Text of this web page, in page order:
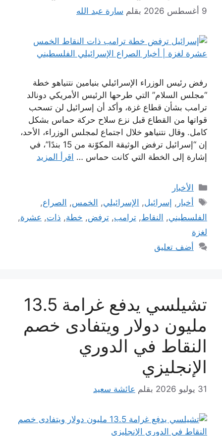
9 أغسطس 2026 بقلم سارة عبد الله
رفض رئيس الوزراء الإسرائيلي بنيامين نتنياهو خطة
“مجلس السلام” التي طرحها الرئيس الأمريكي دونالد
ترامب بشأن قطاع غزة، وأكد أن إسرائيل لن تسحب
قواتها من القطاع قبل نزع سلاح حركة حماس بشكل
كامل. وقال نتنياهو خلال اجتماع لمجلس الوزراء، الأحد،
إن “إسرائيل ترفض الوثيقة المكوّنة من 15 بندًا”، في
إشارة إلى الخطة التي كانت حماس … اقرأ المزيد
التصنيفات
الأخبار
الوسوم
أخبار , إسرائيل, الإسرائيلي, الخمس, الصراع,
الفلسطيني, النقاط, ترامب, ترفض, خطة, ذات, عشرة,
لغزة
أضف تعليق
تشيلسي يدفع غرامة 13.5
مليون دولار ويتفادى خصم
النقاط في الدوري
الإنجليزي
31 يوليو 2026 بقلم عائشة سعيد